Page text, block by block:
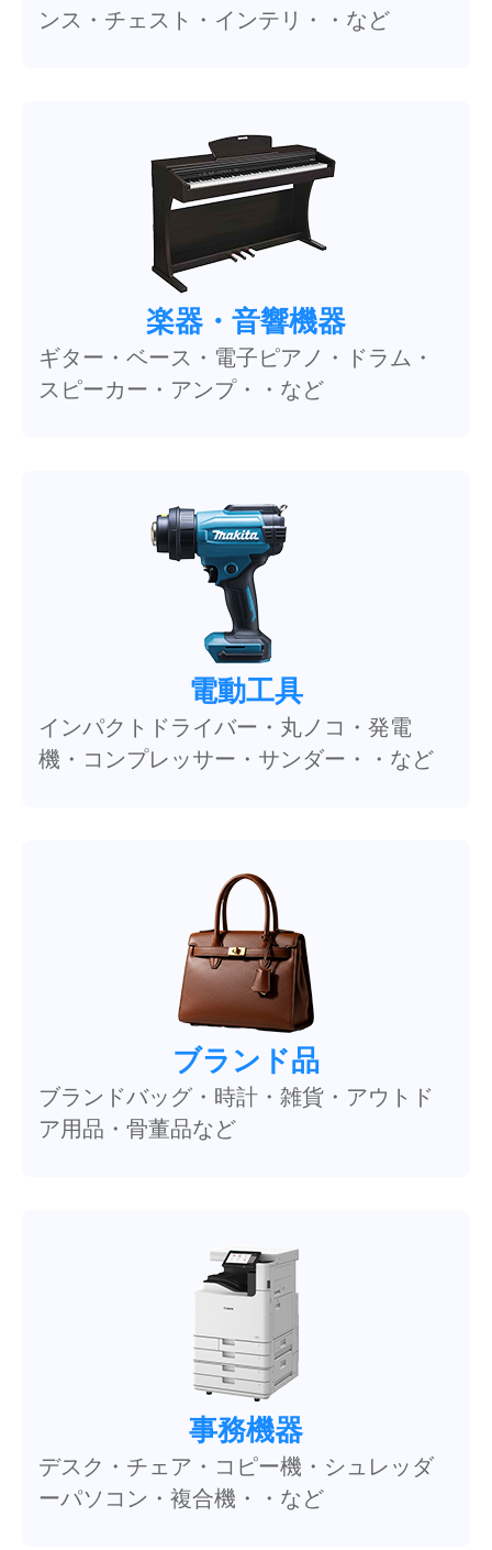
ンス・チェスト・インテリ・・など
楽器・音響機器
ギター・ベース・電子ピアノ・ドラム・
スピーカー・アンプ・・など
電動工具
インパクトドライバー・丸ノコ・発電
機・コンプレッサー・サンダー・・など
ブランド品
ブランドバッグ・時計・雑貨・アウトド
ア用品・骨董品など
事務機器
デスク・チェア・コピー機・シュレッダ
ーパソコン・複合機・・など